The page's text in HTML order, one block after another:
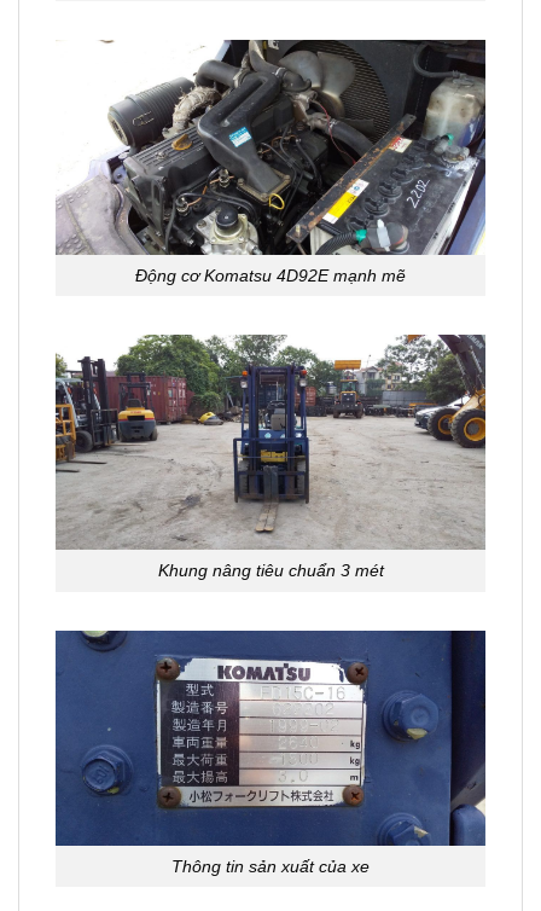
Động cơ Komatsu 4D92E mạnh mẽ
Khung nâng tiêu chuẩn 3 mét
Thông tin sản xuất của xe